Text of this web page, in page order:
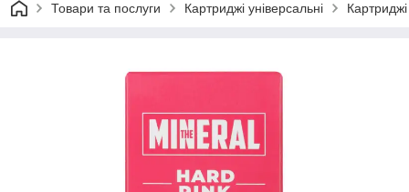
Товари та послуги Картриджі універсальні